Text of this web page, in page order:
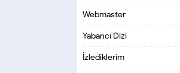
Webmaster
Yabancı Dizi
İzlediklerim